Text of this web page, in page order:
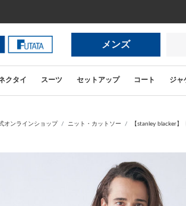
メンズ
クタイ スーツ セットアップ コート ジャ
オンラインショップ ニット・カットソー 【stanley blacker